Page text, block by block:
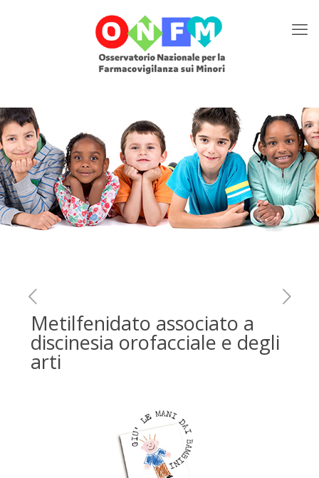
Metilfenidato associato a
discinesia orofacciale e degli
arti